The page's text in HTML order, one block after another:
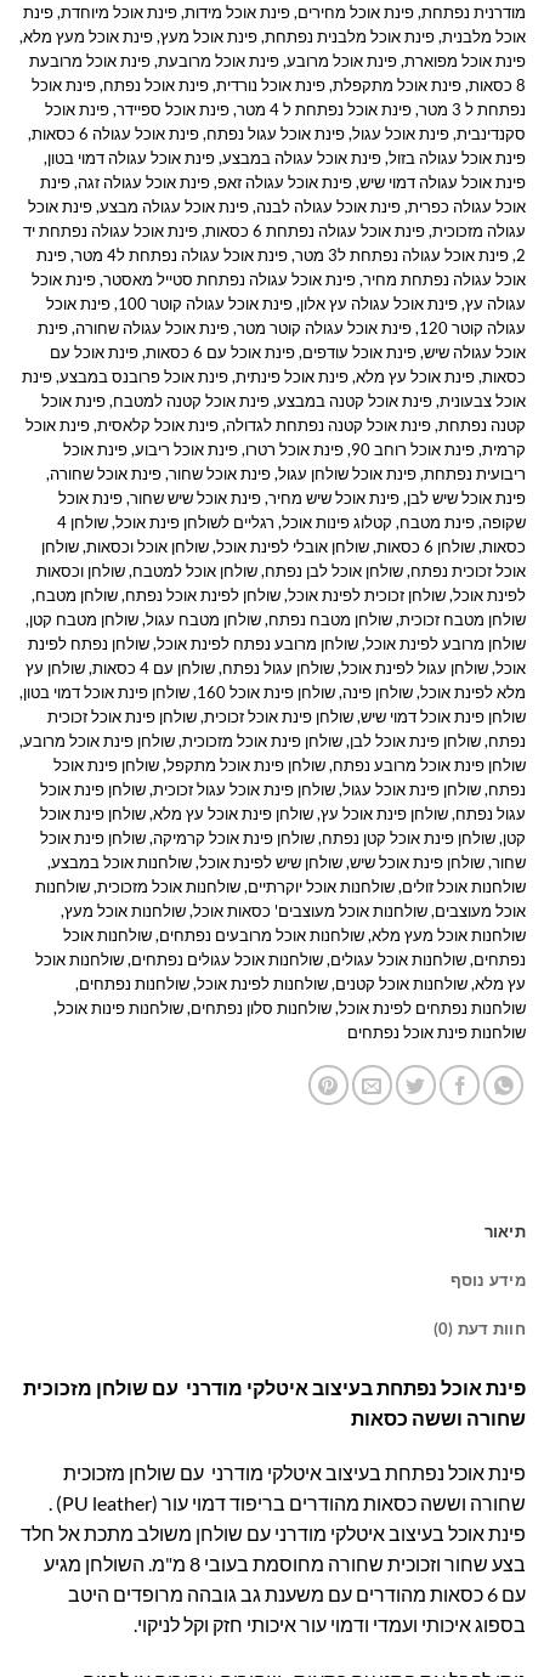
מודרנית נפתחת,פינת אוכל מחירים,פינת אוכל מידות,פינת אוכל מיוחדת,פינת
אוכל מלבנית,פינת אוכל מלבנית נפתחת,פינת אוכל מעץ,פינת אוכל מעץ מלא,
פינת אוכל מפוארת,פינת אוכל מרובע,פינת אוכל מרובעת,פינת אוכל מרובעת
8 כסאות
,פינת אוכל מתקפלת,פינת אוכל נורדית,פינת אוכל נפתח,פינת אוכל
נפתחת ל 3 מטר
,פינת אוכל נפתחת ל 4 מטר ,פינת אוכל ספיידר,פינת אוכל
סקנדינבית,פינת אוכל עגול,פינת אוכל עגול נפתח,פינת אוכל עגולה 6 כסאות
,
פינת אוכל עגולה בזול,פינת אוכל עגולה במבצע,פינת אוכל עגולה דמוי בטון,
פינת אוכל עגולה דמוי שיש,פינת אוכל עגולה זאפ,פינת אוכל עגולה זגה,פינת
אוכל עגולה כפרית,פינת אוכל עגולה לבנה,פינת אוכל עגולה מבצע,פינת אוכל
עגולה מזכוכית,פינת אוכל עגולה נפתחת 6 כסאות ,פינת אוכל עגולה נפתחת יד
2
,פינת אוכל עגולה נפתחת ל3 מטר ,פינת אוכל עגולה נפתחת ל4 מטר ,פינת
אוכל עגולה נפתחת מחיר,פינת אוכל עגולה נפתחת סטייל מאסטר,פינת אוכל
עגולה עץ,פינת אוכל עגולה עץ אלון,פינת אוכל עגולה קוטר 100 ,פינת אוכל
עגולה קוטר 120
,פינת אוכל עגולה קוטר מטר,פינת אוכל עגולה שחורה,פינת
אוכל עגולה שיש,פינת אוכל עודפים,פינת אוכל עם 6 כסאות ,פינת אוכל עם
כסאות,פינת אוכל עץ מלא,פינת אוכל פינתית,פינת אוכל פרובנס במבצע,פינת
אוכל צבעונית,פינת אוכל קטנה במבצע,פינת אוכל קטנה למטבח,פינת אוכל
קטנה נפתחת,פינת אוכל קטנה נפתחת לגדולה,פינת אוכל קלאסית,פינת אוכל
קרמית,פינת אוכל רוחב 90 ,פינת אוכל רטרו,פינת אוכל ריבוע,פינת אוכל
ריבועית נפתחת,פינת אוכל שולחן עגול,פינת אוכל שחור,פינת אוכל שחורה,
פינת אוכל שיש לבן,פינת אוכל שיש מחיר,פינת אוכל שיש שחור,פינת אוכל
שקופה,פינת מטבח, קטלוג פינות אוכל, רגליים לשולחן פינת אוכל,
שולחן 4
כסאות,שולחן 6 כסאות ,שולחן אובלי לפינת אוכל,שולחן אוכל וכסאות,שולחן
אוכל זכוכית נפתח,שולחן אוכל לבן נפתח,שולחן אוכל למטבח,שולחן וכסאות
לפינת אוכל,שולחן זכוכית לפינת אוכל,שולחן לפינת אוכל נפתח,שולחן מטבח,
שולחן מטבח זכוכית,שולחן מטבח נפתח,שולחן מטבח עגול,שולחן מטבח קטן,
שולחן מרובע לפינת אוכל,שולחן מרובע נפתח לפינת אוכל,שולחן נפתח לפינת
אוכל,שולחן עגול לפינת אוכל,שולחן עגול נפתח,שולחן עם 4 כסאות ,שולחן עץ
מלא לפינת אוכל,שולחן פינה,שולחן פינת אוכל 160 ,שולחן פינת אוכל דמוי בטון,
שולחן פינת אוכל דמוי שיש,שולחן פינת אוכל זכוכית,שולחן פינת אוכל זכוכית
נפתח,שולחן פינת אוכל לבן,שולחן פינת אוכל מזכוכית,שולחן פינת אוכל מרובע,
שולחן פינת אוכל מרובע נפתח,שולחן פינת אוכל מתקפל,שולחן פינת אוכל
נפתח,שולחן פינת אוכל עגול,שולחן פינת אוכל עגול זכוכית,שולחן פינת אוכל
עגול נפתח,שולחן פינת אוכל עץ,שולחן פינת אוכל עץ מלא,שולחן פינת אוכל
קטן,שולחן פינת אוכל קטן נפתח,שולחן פינת אוכל קרמיקה,שולחן פינת אוכל
שחור,שולחן פינת אוכל שיש,שולחן שיש לפינת אוכל,שולחנות אוכל במבצע,
שולחנות אוכל זולים,שולחנות אוכל יוקרתיים,שולחנות אוכל מזכוכית,שולחנות
אוכל מעוצבים,שולחנות אוכל מעוצבים' כסאות אוכל,שולחנות אוכל מעץ,
שולחנות אוכל מעץ מלא,שולחנות אוכל מרובעים נפתחים,שולחנות אוכל
נפתחים,שולחנות אוכל עגולים,שולחנות אוכל עגולים נפתחים,שולחנות אוכל
עץ מלא,שולחנות אוכל קטנים,שולחנות לפינת אוכל,שולחנות נפתחים,
שולחנות נפתחים לפינת אוכל,שולחנות סלון נפתחים,שולחנות פינות אוכל,
שולחנות פינת אוכל נפתחים
תיאור
מידע נוסף
חוות דעת (0)
פינת אוכל נפתחת בעיצוב איטלקי מודרני עם שולחן מזכוכית
שחורה וששה כסאות
פינת אוכל נפתחת בעיצוב איטלקי מודרני עם שולחן מזכוכית
שחורה וששה כסאות מהודרים בריפוד דמוי עור (PU leather) .
פינת אוכל בעיצוב איטלקי מודרני עם שולחן משולב מתכת אל חלד
בצע שחור וזכוכית שחורה מחוסמת בעובי 8 מ"מ. השולחן מגיע
עם 6 כסאות מהודרים עם משענת גב גובהה מרופדים היטב
בספוג איכותי ועמדי ודמוי עור איכותי חזק וקל לניקוי.